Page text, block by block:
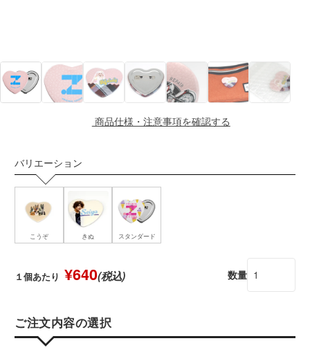
商品仕様・注意事項を確認する
バリエーション
こうぞ きぬ スタンダード
１個あたり ¥640(税込) 数量
ご注文内容の選択